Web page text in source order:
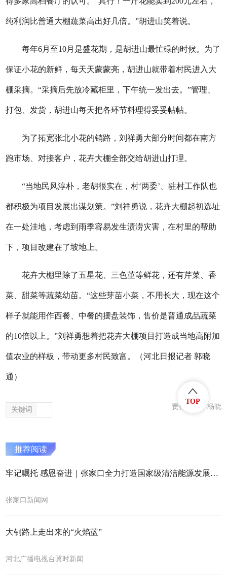
纯利润比普通大棚蔬菜高出好几倍。”胡进山笑着说。
每年6月至10月是盛花期，是胡进山最忙碌的时候。为了
保证小花的新鲜，每天天蒙蒙亮，胡进山就带着村民进入大
棚采摘。“采摘后先放冷藏柜里，下午统一发出去。”管理、
打包、发货，胡进山每天把各环节料理得妥妥帖帖。
为了拓宽张北小花的销路，刘祥勇大部分时间都在南方
跑市场、对接客户，花卉大棚全部交给胡进山打理。
“当地民风淳朴，老胡很实在，村‘两委’、驻村工作队也
都积极为项目发展出谋划策。”刘祥勇说，花卉大棚起初选址
在一处洼地，考虑到雨季容易发生渍涝灾害，在村里的帮助
下，项目改建在了坡地上。
花卉大棚里除了五星花、三色堇等鲜花，还有芹菜、香
菜、甜菜等蔬菜幼苗。“这些芽苗小菜，不用长大，现在这个
样子就能用作西餐、中餐的摆盘装饰，售价是普通成品蔬菜
的10倍以上。”刘祥勇想着把花卉大棚项目打造成当地高附加
值农业的样板，带动更多村民致富。（河北日报记者 郭晓
通）
关键词 责任编辑：杨晓
推荐阅读
牢记嘱托 感恩奋进｜张家口全力打造国家级清洁能源发展标杆
张家口新闻网
大钊路上走出来的“火焰蓝”
河北广播电视台冀时新闻
TOP